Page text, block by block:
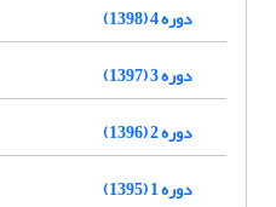
دوره 4 (1398)
دوره 3 (1397)
دوره 2 (1396)
دوره 1 (1395)